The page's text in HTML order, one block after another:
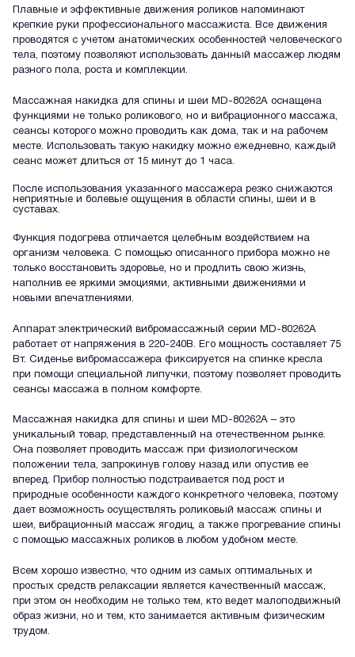
Плавные и эффективные движения роликов напоминают
крепкие руки профессионального массажиста. Все движения
проводятся с учетом анатомических особенностей человеческого
тела, поэтому позволяют использовать данный массажер людям
разного пола, роста и комплекции.
Массажная накидка для спины и шеи MD-80262A оснащена
функциями не только роликового, но и вибрационного массажа,
сеансы которого можно проводить как дома, так и на рабочем
месте. Использовать такую накидку можно ежедневно, каждый
сеанс может длиться от 15 минут до 1 часа.
После использования указанного массажера резко снижаются
неприятные и болевые ощущения в области спины, шеи и в
суставах.
Функция подогрева отличается целебным воздействием на
организм человека. С помощью описанного прибора можно не
только восстановить здоровье, но и продлить свою жизнь,
наполнив ее яркими эмоциями, активными движениями и
новыми впечатлениями.
Аппарат электрический вибромассажный серии MD-80262A
работает от напряжения в 220-240В. Его мощность составляет 75
Вт. Сиденье вибромассажера фиксируется на спинке кресла
при помощи специальной липучки, поэтому позволяет проводить
сеансы массажа в полном комфорте.
Массажная накидка для спины и шеи MD-80262A – это
уникальный товар, представленный на отечественном рынке.
Она позволяет проводить массаж при физиологическом
положении тела, запрокинув голову назад или опустив ее
вперед. Прибор полностью подстраивается под рост и
природные особенности каждого конкретного человека, поэтому
дает возможность осуществлять роликовый массаж спины и
шеи, вибрационный массаж ягодиц, а также прогревание спины
с помощью массажных роликов в любом удобном месте.
Всем хорошо известно, что одним из самых оптимальных и
простых средств релаксации является качественный массаж,
при этом он необходим не только тем, кто ведет малоподвижный
образ жизни, но и тем, кто занимается активным физическим
трудом.